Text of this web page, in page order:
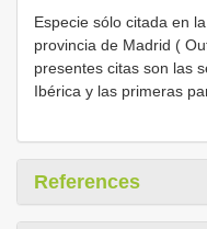
Especie sólo citada en
provincia de Madrid (
presentes citas son las
Ibérica y las primeras
References